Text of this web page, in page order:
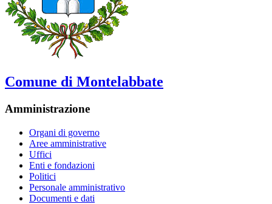
Comune di Montelabbate
Amministrazione
Organi di governo
Aree amministrative
Uffici
Enti e fondazioni
Politici
Personale amministrativo
Documenti e dati